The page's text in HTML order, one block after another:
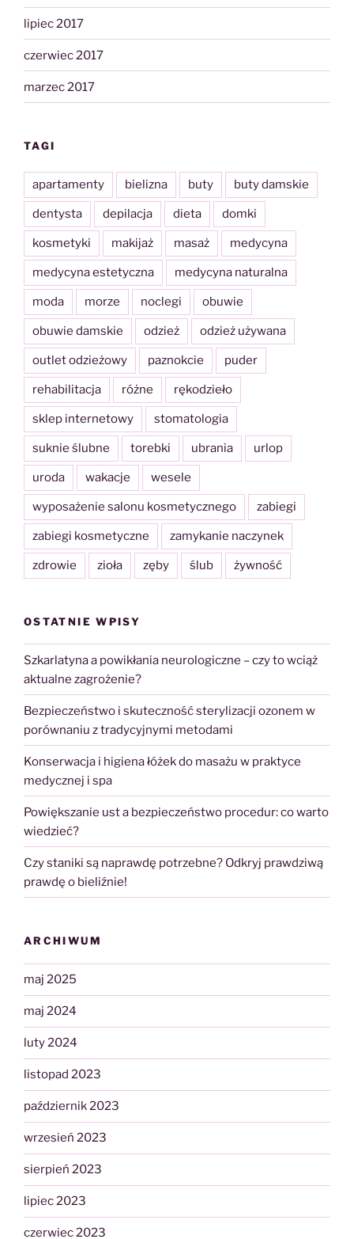
lipiec 2017
czerwiec 2017
marzec 2017
TAGI
apartamenty bielizna buty buty damskie
dentysta depilacja dieta domki
kosmetyki makijaż masaż medycyna
medycyna estetyczna medycyna naturalna
moda morze noclegi obuwie
obuwie damskie odzież odzież używana
outlet odzieżowy paznokcie puder
rehabilitacja różne rękodzieło
sklep internetowy stomatologia
suknie ślubne torebki ubrania urlop
uroda wakacje wesele
wyposażenie salonu kosmetycznego zabiegi
zabiegi kosmetyczne zamykanie naczynek
zdrowie zioła zęby ślub żywność
OSTATNIE WPISY
Szkarlatyna a powikłania neurologiczne – czy to wciąż
aktualne zagrożenie?
Bezpieczeństwo i skuteczność sterylizacji ozonem w
porównaniu z tradycyjnymi metodami
Konserwacja i higiena łóżek do masażu w praktyce
medycznej i spa
Powiększanie ust a bezpieczeństwo procedur: co warto
wiedzieć?
Czy staniki są naprawdę potrzebne? Odkryj prawdziwą
prawdę o bieliźnie!
ARCHIWUM
maj 2025
maj 2024
luty 2024
listopad 2023
październik 2023
wrzesień 2023
sierpień 2023
lipiec 2023
czerwiec 2023